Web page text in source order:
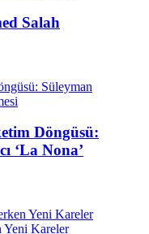
Salah
Döngüsü:
‘La Nona’